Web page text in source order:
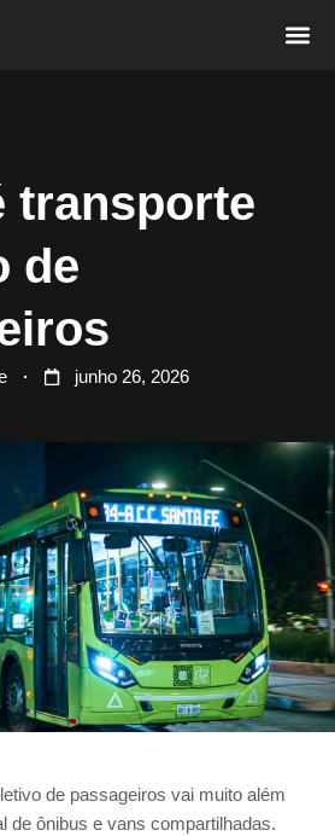
transporte
de
junho 26, 2026
de passageiros vai muito além
de ônibus e vans compartilhadas.